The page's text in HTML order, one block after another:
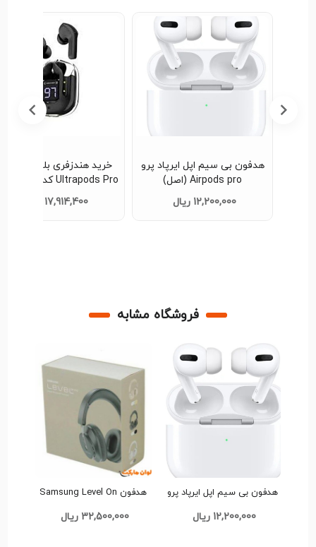
هدفون بی سیم اپل ایرپاد پرو
Airpods pro (اصل)
12,200,000 ریال
خرید هندزفری بلوتوثی
عمده
17,914,400 ریال
فروشگاه مشابه
هدفون بی سیم اپل ایرپاد پرو
12,200,000 ریال
هدفون Samsung Level On
32,500,000 ریال